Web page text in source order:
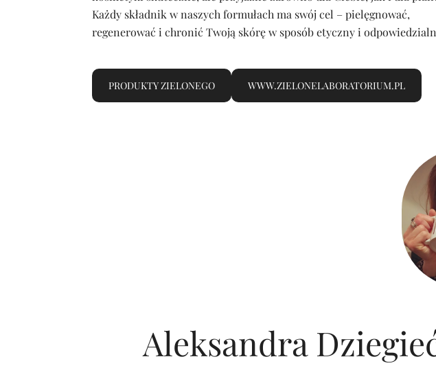
Każdy składnik w naszych formułach ma swój cel – pielęgnować,
regenerować i chronić Twoją skórę w sposób etyczny i
PRODUKTY ZIELONEGO WWW.ZIELONELABORATORIUM.PL
Aleksandra